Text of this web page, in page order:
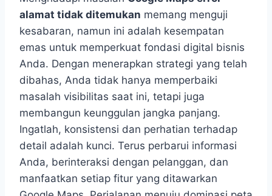
alamat tidak ditemukan memang menguji
kesabaran, namun ini adalah kesempatan
emas untuk memperkuat fondasi digital bisnis
Anda. Dengan menerapkan strategi yang telah
dibahas, Anda tidak hanya memperbaiki
masalah visibilitas saat ini, tetapi juga
membangun keunggulan jangka panjang.
Ingatlah, konsistensi dan perhatian terhadap
detail adalah kunci. Terus perbarui informasi
Anda, berinteraksi dengan pelanggan, dan
manfaatkan setiap fitur yang ditawarkan